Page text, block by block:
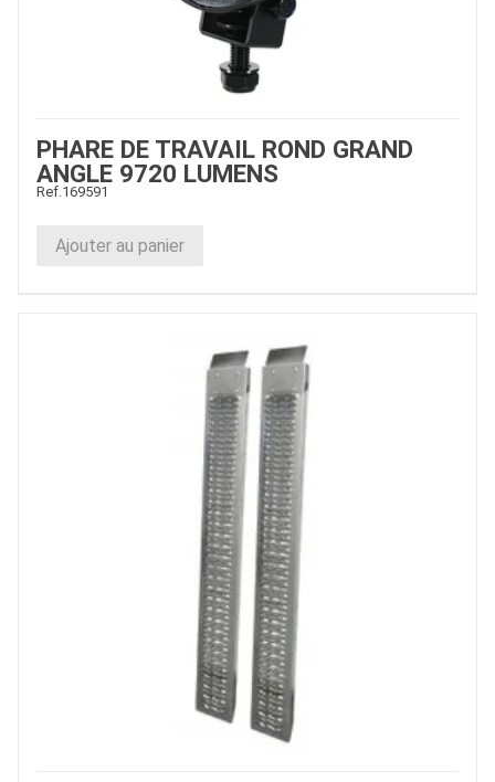
PHARE DE TRAVAIL ROND GRAND
ANGLE 9720 LUMENS
Ref. 169591
Ajouter au panier